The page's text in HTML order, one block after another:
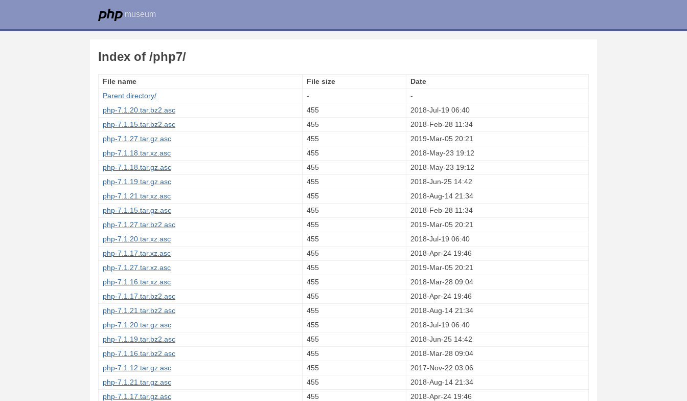
museum
Index of /php7/
File name File size
Date
Parent directory/
-
-
php-7.1.20.tar.bz2.asc
455
2018-Jul-19 06:40
php-7.1.15.tar.bz2.asc
455
2018-Feb-28 11:34
php-7.1.27.tar.gz.asc
455
2019-Mar-05 20:21
php-7.1.18.tar.xz.asc
455
2018-May-23 19:12
php-7.1.18.tar.gz.asc
455
2018-May-23 19:12
php-7.1.19.tar.gz.asc
455
2018-Jun-25 14:42
php-7.1.21.tar.xz.asc
455
2018-Aug-14 21:34
php-7.1.15.tar.gz.asc
455
2018-Feb-28 11:34
php-7.1.27.tar.bz2.asc
455
2019-Mar-05 20:21
php-7.1.20.tar.xz.asc
455
2018-Jul-19 06:40
php-7.1.17.tar.xz.asc
455
2018-Apr-24 19:46
php-7.1.27.tar.xz.asc
455
2019-Mar-05 20:21
php-7.1.16.tar.xz.asc
455
2018-Mar-28 09:04
php-7.1.17.tar.bz2.asc
455
2018-Apr-24 19:46
php-7.1.21.tar.bz2.asc
455
2018-Aug-14 21:34
php-7.1.20.tar.gz.asc
455
2018-Jul-19 06:40
php-7.1.19.tar.bz2.asc
455
2018-Jun-25 14:42
php-7.1.16.tar.bz2.asc
455
2018-Mar-28 09:04
php-7.1.12.tar.gz.asc
455
2017-Nov-22 03:06
php-7.1.21.tar.gz.asc
455
2018-Aug-14 21:34
php-7.1.17.tar.gz.asc
455
2018-Apr-24 19:46